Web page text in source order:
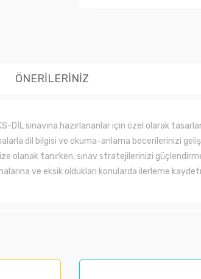
ÖNERİLERİNİZ
DİL sınavına hazırlananlar için özel olarak
dil bilgisi ve okuma-anlama becerilerinizi
olanak tanırken, sınav stratejilerinizi
ve eksik oldukları konularda ilerleme